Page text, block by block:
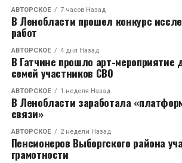
RELATED TOPICS:
CЛЕДУЮЩЕЕ
Минобороны Японии рассказало о
Северной Кореи
НЕ ПРОПУСТИТЕ
Мобилизованным жителям
выплатят от 500 000 рублей в
АВТОРСКОЕ 7 часов Назад
В Ленобласти прошел конкурс
работ
АВТОРСКОЕ 4 дня Назад
В Гатчине прошло арт-мероприятие
семей участников СВО
АВТОРСКОЕ 1 неделя Назад
В Ленобласти заработала
связи»
АВТОРСКОЕ 2 недели Назад
Пенсионеров Выборгского района
грамотности